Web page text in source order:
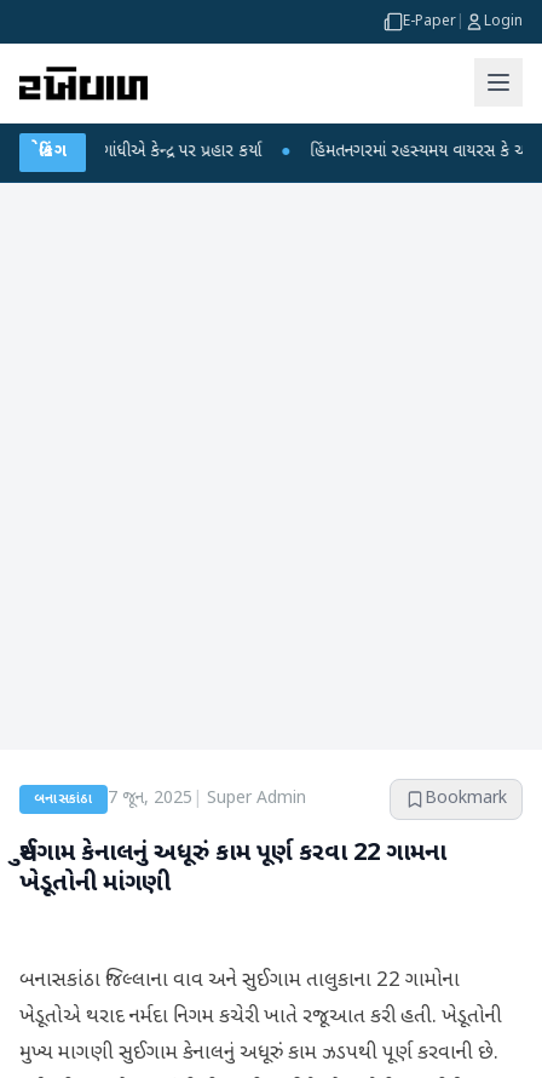
E-Paper Login
બ્રેકિંગ
ગાંધીએ કેન્દ્ર પર પ્રહાર કર્યા ● હિંમતનગરમાં રહસ્યમય વાયરસ કે ચાંદીપુરા? 6
બનાસકાંઠા 7 જૂન, 2025 Super Admin Bookmark
સુઈગામ કેનાલનું અધૂરું કામ પૂર્ણ કરવા 22 ગામના
ખેડૂતોની માંગણી
બનાસકાંઠા જિલ્લાના વાવ અને સુઈગામ તાલુકાના 22 ગામોના
ખેડૂતોએ થરાદ નર્મદા નિગમ કચેરી ખાતે રજૂઆત કરી હતી. ખેડૂતોની
મુખ્ય માગણી સુઈગામ કેનાલનું અધૂરું કામ ઝડપથી પૂર્ણ કરવાની છે.